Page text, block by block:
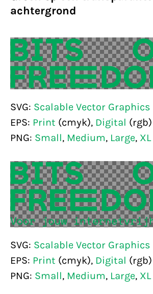
achtergrond
SVG: Scalable Vector Graphics
EPS: Print (cmyk), Digital (rgb)
PNG: Small, Medium, Large, XL
SVG: Scalable Vector Graphics
EPS: Print (cmyk), Digital (rgb)
PNG: Small, Medium, Large, XL